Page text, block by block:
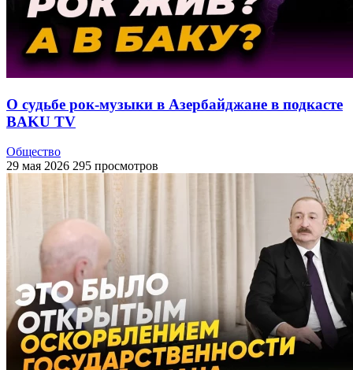
О судьбе рок-музыки в Азербайджане в подкасте
BAKU TV
Общество
29 мая 2026 295 просмотров